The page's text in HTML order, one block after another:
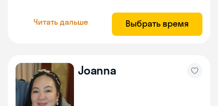
Читать дальше Выбрать время
Joanna